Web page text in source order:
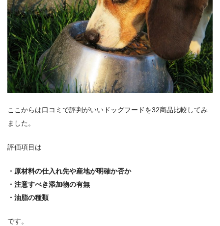
ここからは口コミで評判がいいドッグフードを32商品比較してみ
ました。
評価項目は
・原材料の仕入れ先や産地が明確か否か
・注意すべき添加物の有無
・油脂の種類
です。